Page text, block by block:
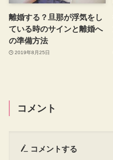
離婚する？旦那が浮気をし
ている時のサインと離婚へ
の準備方法
2019年8月25日
コメント
コメントする